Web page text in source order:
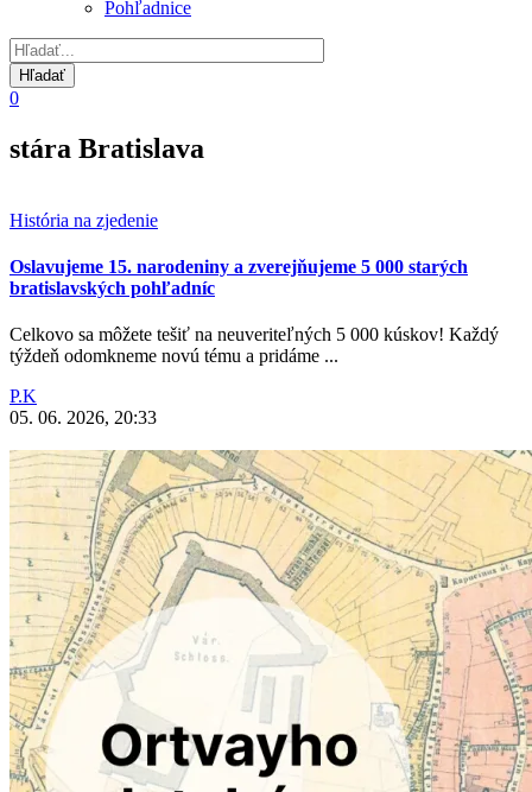
Pohľadnice
0
stára Bratislava
História na zjedenie
Oslavujeme 15. narodeniny a zverejňujeme 5 000 starých
bratislavských pohľadníc
Celkovo sa môžete tešiť na neuveriteľných 5 000 kúskov! Každý
týždeň odomkneme novú tému a pridáme ...
P.K
05. 06. 2026, 20:33